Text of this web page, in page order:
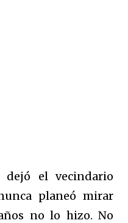
dejó el vecindario
planeó mirar
no lo hizo. No